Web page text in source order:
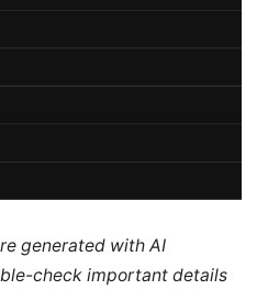
generated with AI
check important details